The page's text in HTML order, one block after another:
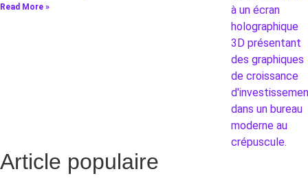
Read More »
Article populaire